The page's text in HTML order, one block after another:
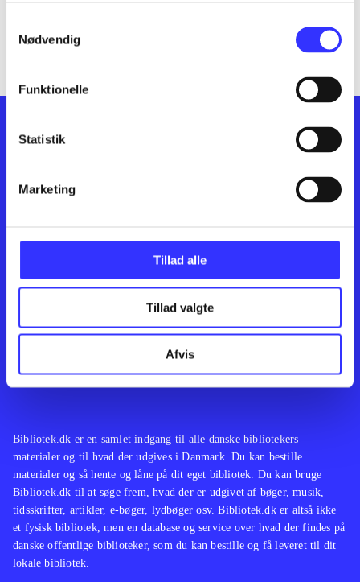
Nødvendig
Funktionelle
Statistik
Marketing
Tillad alle
Tillad valgte
Afvis
lorem ipsum dolor sit amet ...
Feedback
Bibliotek.dk er en samlet indgang til alle danske bibliotekers
materialer og til hvad der udgives i Danmark. Du kan bestille
materialer og så hente og låne på dit eget bibliotek. Du kan bruge
Bibliotek.dk til at søge frem, hvad der er udgivet af bøger, musik,
tidsskrifter, artikler, e-bøger, lydbøger osv. Bibliotek.dk er altså ikke
et fysisk bibliotek, men en database og service over hvad der findes på
danske offentlige biblioteker, som du kan bestille og få leveret til dit
lokale bibliotek.
Kontakt os
English
Artikler
Film
Musik
Noder